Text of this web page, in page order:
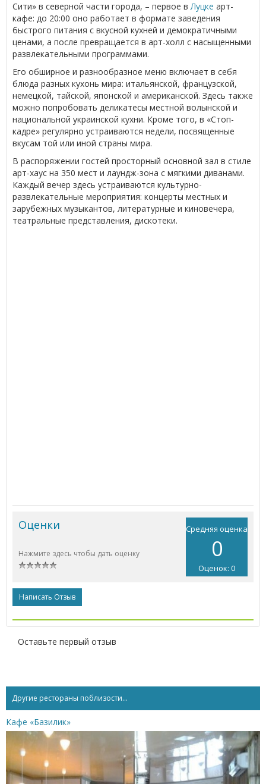
Сити» в северной части города, – первое в Луцке арт-
кафе: до 20:00 оно работает в формате заведения
быстрого питания с вкусной кухней и демократичными
ценами, а после превращается в арт-холл с насыщенными
развлекательными программами.
Его обширное и разнообразное меню включает в себя
блюда разных кухонь мира: итальянской, французской,
немецкой, тайской, японской и американской. Здесь также
можно попробовать деликатесы местной волынской и
национальной украинской кухни. Кроме того, в «Стоп-
кадре» регулярно устраиваются недели, посвященные
вкусам той или иной страны мира.
В распоряжении гостей просторный основной зал в стиле
арт-хаус на 350 мест и лаундж-зона с мягкими диванами.
Каждый вечер здесь устраиваются культурно-
развлекательные мероприятия: концерты местных и
зарубежных музыкантов, литературные и киновечера,
театральные представления, дискотеки.
Средняя оценка
0
Оценок: 0
Оценки
Нажмите здесь чтобы дать оценку
Написать Отзыв
Оставьте первый отзыв
Другие рестораны поблизости...
Кафе «Базилик»